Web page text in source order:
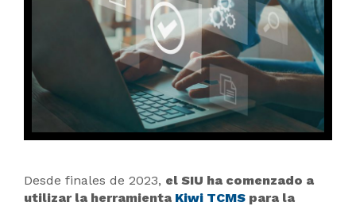
Desde finales de 2023, el SIU ha comenzado a
utilizar la herramienta Kiwi TCMS para la